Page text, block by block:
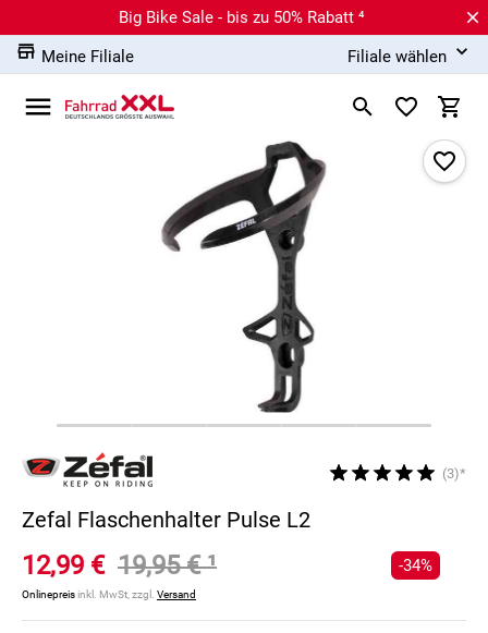
Big Bike Sale - bis zu 50% Rabatt ⁴
Meine Filiale
Filiale wählen
(3)*
Zefal Flaschenhalter Pulse L2
12,99 € 19,95 €¹
Onlinepreisinkl. MwSt, zzgl. Versand
-34%